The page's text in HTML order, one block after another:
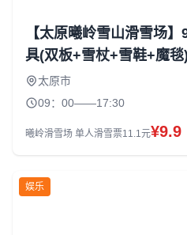
【太原曦岭雪山滑雪场
具(双板+雪杖+雪鞋+魔毯)
太原市
09：00——17:30
曦岭滑雪场 单人滑雪票11.1元¥9.9
娱乐